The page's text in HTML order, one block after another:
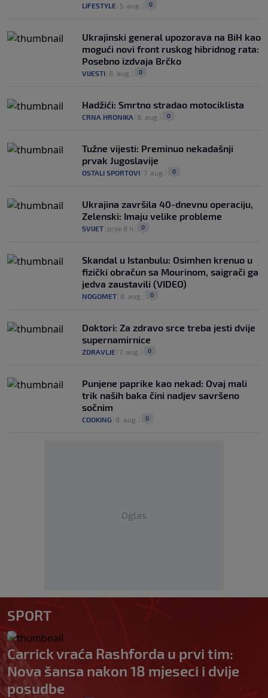
LIFESTYLE 5. aug. 0
Ukrajinski general upozorava na BiH kao
mogući novi front ruskog hibridnog rata:
Posebno izdvaja Brčko
VIJESTI 8. aug. 0
Hadžići: Smrtno stradao motociklista
CRNA HRONIKA 8. aug. 0
Tužne vijesti: Preminuo nekadašnji
prvak Jugoslavije
OSTALI SPORTOVI 7. aug. 0
Ukrajina završila 40-dnevnu operaciju,
Zelenski: Imaju velike probleme
SVIJET prije 8 h 0
Skandal u Istanbulu: Osimhen krenuo u
fizički obračun sa Mourinom, saigrači ga
jedva zaustavili (VIDEO)
NOGOMET 8. aug. 0
Doktori: Za zdravo srce treba jesti dvije
supernamirnice
ZDRAVLJE 7. aug. 0
Punjene paprike kao nekad: Ovaj mali
trik naših baka čini nadjev savršeno
sočnim
COOKING 8. aug. 0
Oglas
SPORT
Carrick vraća Rashforda u prvi tim:
Nova šansa nakon 18 mjeseci i dvije
posudbe